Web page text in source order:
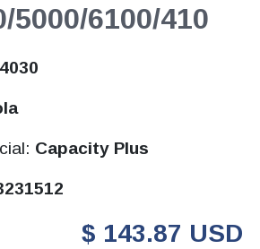
5000/6100/410
Capacity Plus
$ 143.87 USD